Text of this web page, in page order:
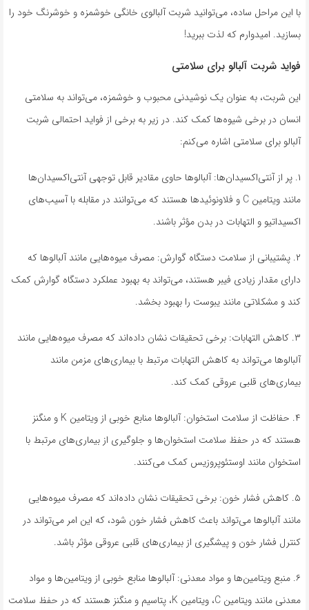
با این مراحل ساده، می‌توانید شربت آلبالوی خانگی خوشمزه و خوشرنگ خود را
بسازید. امیدوارم که لذت ببرید!
فواید شربت آلبالو برای سلامتی
این شربت، به عنوان یک نوشیدنی محبوب و خوشمزه، می‌تواند به سلامتی
انسان در برخی شیوه‌ها کمک کند. در زیر به برخی از فواید احتمالی شربت
آلبالو برای سلامتی اشاره می‌کنم:
۱. پر از آنتی‌اکسیدان‌ها: آلبالوها حاوی مقادیر قابل توجهی آنتی‌اکسیدان‌ها
مانند ویتامین C و فلاونوئیدها هستند که می‌توانند در مقابله با آسیب‌های
اکسیداتیو و التهابات در بدن مؤثر باشند.
۲. پشتیبانی از سلامت دستگاه گوارش: مصرف میوه‌هایی مانند آلبالوها که
دارای مقدار زیادی فیبر هستند، می‌تواند به بهبود عملکرد دستگاه گوارش کمک
کند و مشکلاتی مانند یبوست را بهبود بخشد.
۳. کاهش التهابات: برخی تحقیقات نشان داده‌اند که مصرف میوه‌هایی مانند
آلبالوها می‌تواند به کاهش التهابات مرتبط با بیماری‌های مزمن مانند
بیماری‌های قلبی عروقی کمک کند.
۴. حفاظت از سلامت استخوان: آلبالوها منابع خوبی از ویتامین K و منگنز
هستند که در حفظ سلامت استخوان‌ها و جلوگیری از بیماری‌های مرتبط با
استخوان مانند اوستئوپروزیس کمک می‌کنند.
۵. کاهش فشار خون: برخی تحقیقات نشان داده‌اند که مصرف میوه‌هایی
مانند آلبالوها می‌تواند باعث کاهش فشار خون شود، که این امر می‌تواند در
کنترل فشار خون و پیشگیری از بیماری‌های قلبی عروقی مؤثر باشد.
۶. منبع ویتامین‌ها و مواد معدنی: آلبالوها منابع خوبی از ویتامین‌ها و مواد
معدنی مانند ویتامین C، ویتامین K، پتاسیم و منگنز هستند که در حفظ سلامت